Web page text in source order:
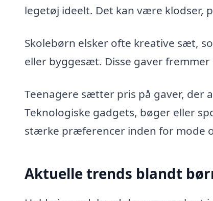
legetøj ideelt. Det kan være klodser,
Skolebørn elsker ofte kreative sæt,
eller byggesæt. Disse gaver
Teenagere sætter pris på gaver, der
Teknologiske gadgets, bøger eller
stærke præferencer inden for mode
Aktuelle trends blandt